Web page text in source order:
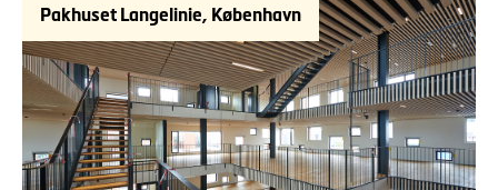
Pakhuset Langelinie, København